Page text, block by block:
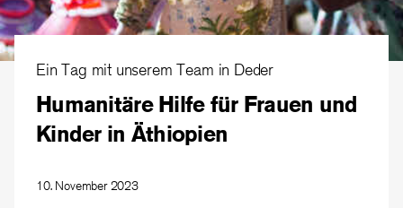
Ein Tag mit unserem Team in Deder
Humanitäre Hilfe für Frauen und
Kinder in Äthiopien
10. November 2023